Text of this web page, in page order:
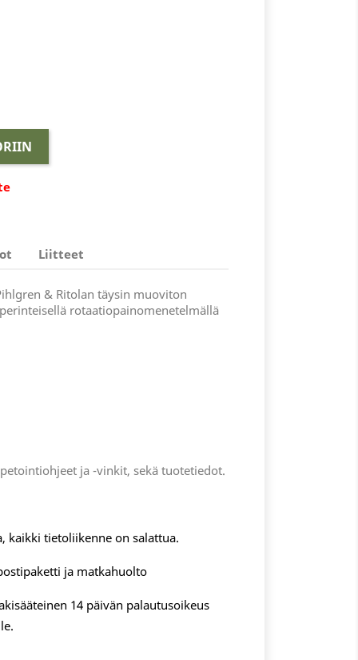
Liitteet
& Ritolan täysin muoviton
rotaatiopainomenetelmällä
ja -vinkit, sekä tuotetiedot.
kaikki tietoliikenne on salattua.
ja matkahuolto
14 päivän palautusoikeus